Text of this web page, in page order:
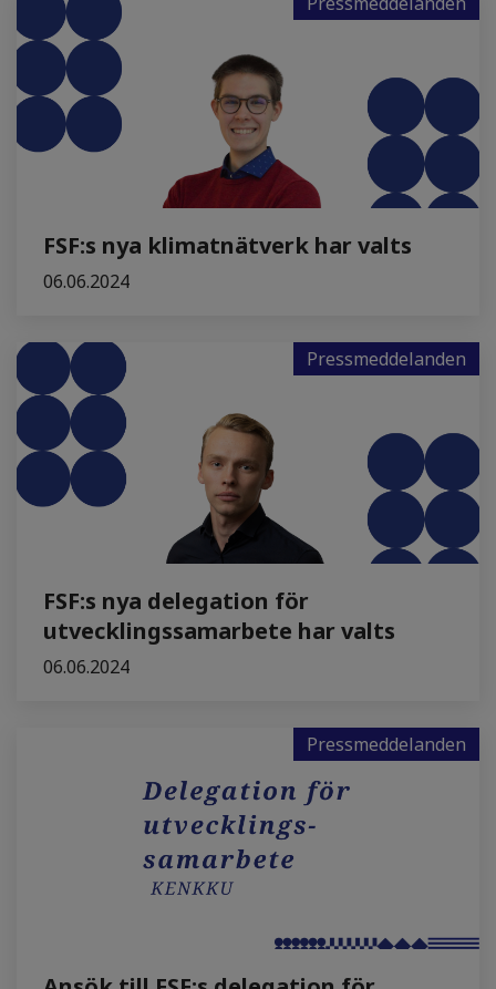
FSF:s nya klimatnätverk har valts
06.06.2024
Pressmeddelanden
FSF:s nya delegation för
utvecklingssamarbete har valts
06.06.2024
Pressmeddelanden